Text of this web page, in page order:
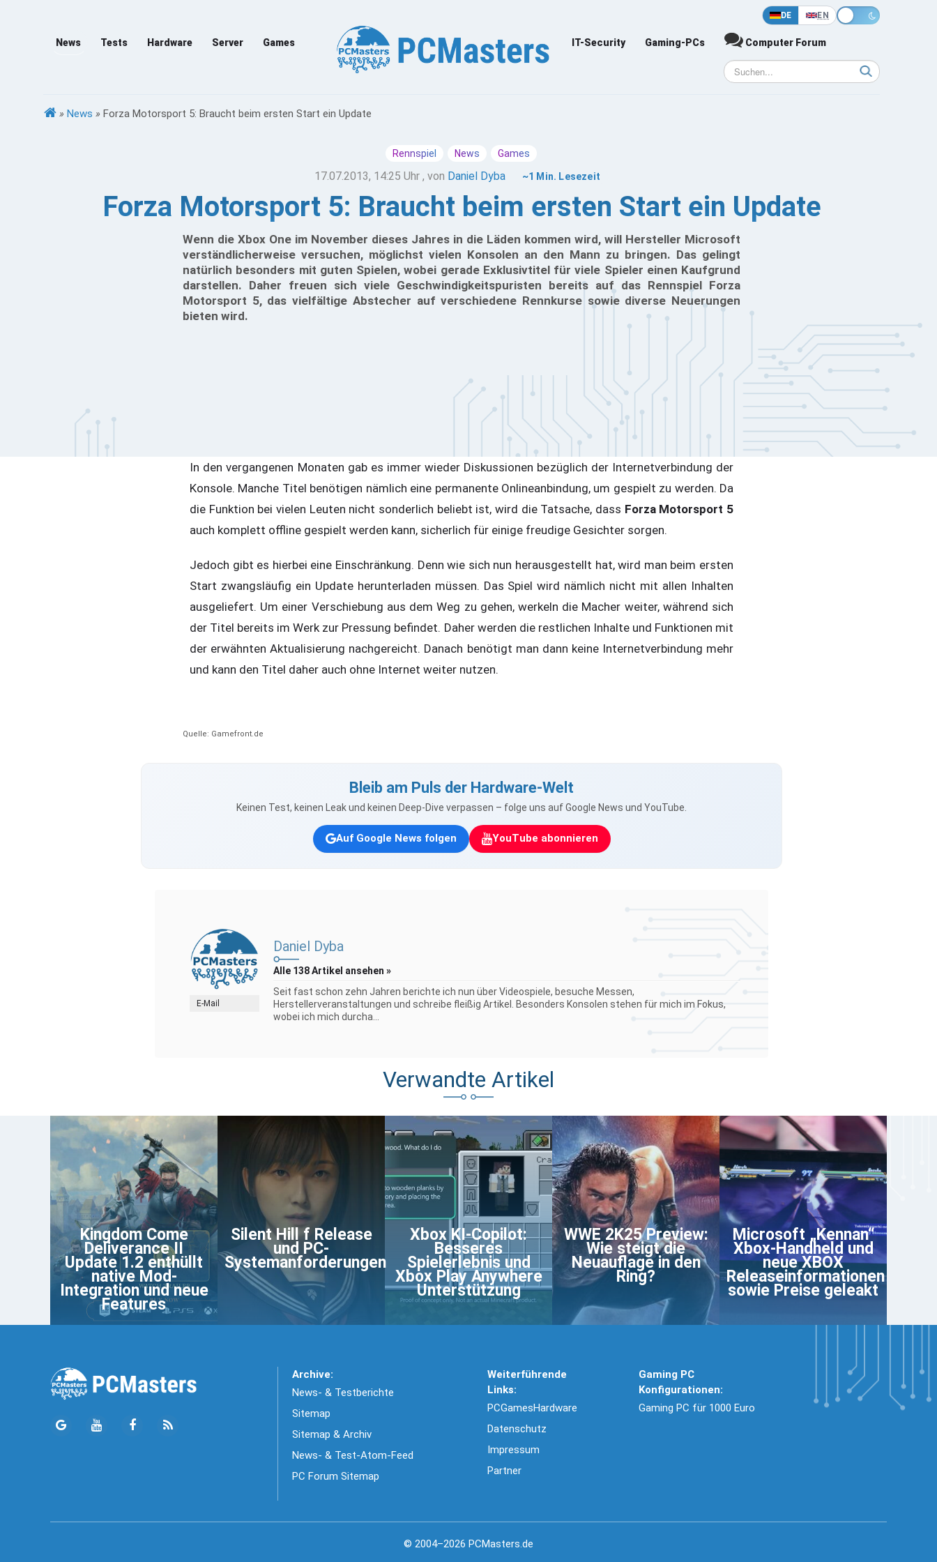
DE EN
News Tests Hardware Server Games IT-Security Gaming-PCs Computer Forum
» News » Forza Motorsport 5: Braucht beim ersten Start ein Update
Rennspiel News Games
17.07.2013, 14:25 Uhr , von Daniel Dyba ~1 Min. Lesezeit
Forza Motorsport 5: Braucht beim ersten Start ein Update
Wenn die Xbox One im November dieses Jahres in die Läden kommen wird, will Hersteller Microsoft
verständlicherweise versuchen, möglichst vielen Konsolen an den Mann zu bringen. Das gelingt
natürlich besonders mit guten Spielen, wobei gerade Exklusivtitel für viele Spieler einen Kaufgrund
darstellen. Daher freuen sich viele Geschwindigkeitspuristen bereits auf das Rennspiel Forza
Motorsport 5, das vielfältige Abstecher auf verschiedene Rennkurse sowie diverse Neuerungen
bieten wird.
In den vergangenen Monaten gab es immer wieder Diskussionen bezüglich der Internetverbindung der
Konsole. Manche Titel benötigen nämlich eine permanente Onlineanbindung, um gespielt zu werden. Da
die Funktion bei vielen Leuten nicht sonderlich beliebt ist, wird die Tatsache, dass Forza Motorsport 5
auch komplett offline gespielt werden kann, sicherlich für einige freudige Gesichter sorgen.
Jedoch gibt es hierbei eine Einschränkung. Denn wie sich nun herausgestellt hat, wird man beim ersten
Start zwangsläufig ein Update herunterladen müssen. Das Spiel wird nämlich nicht mit allen Inhalten
ausgeliefert. Um einer Verschiebung aus dem Weg zu gehen, werkeln die Macher weiter, während sich
der Titel bereits im Werk zur Pressung befindet. Daher werden die restlichen Inhalte und Funktionen mit
der erwähnten Aktualisierung nachgereicht. Danach benötigt man dann keine Internetverbindung mehr
und kann den Titel daher auch ohne Internet weiter nutzen.
Quelle: Gamefront.de
Bleib am Puls der Hardware-Welt
Keinen Test, keinen Leak und keinen Deep-Dive verpassen – folge uns auf Google News und YouTube.
Auf Google News folgen YouTube abonnieren
E-Mail
Daniel Dyba
Alle 138 Artikel ansehen »
Seit fast schon zehn Jahren berichte ich nun über Videospiele, besuche Messen,
Herstellerveranstaltungen und schreibe fleißig Artikel. Besonders Konsolen stehen für mich im Fokus,
wobei ich mich durcha...
Verwandte Artikel
Kingdom Come
Deliverance II
Update 1.2 enthüllt
native Mod-
Integration und neue
Features
Silent Hill f Release
und PC-
Systemanforderungen
Xbox KI-Copilot:
Besseres
Spielerlebnis und
Xbox Play Anywhere
Unterstützung
WWE 2K25 Preview:
Wie steigt die
Neuauflage in den
Ring?
Microsoft „Kennan“
Xbox-Handheld und
neue XBOX
Releaseinformationen
sowie Preise geleakt
Archive:
News- & Testberichte
Sitemap
Sitemap & Archiv
News- & Test-Atom-Feed
PC Forum Sitemap
Weiterführende
Links:
PCGamesHardware
Datenschutz
Impressum
Partner
Gaming PC
Konfigurationen:
Gaming PC für 1000 Euro
© 2004–2026 PCMasters.de